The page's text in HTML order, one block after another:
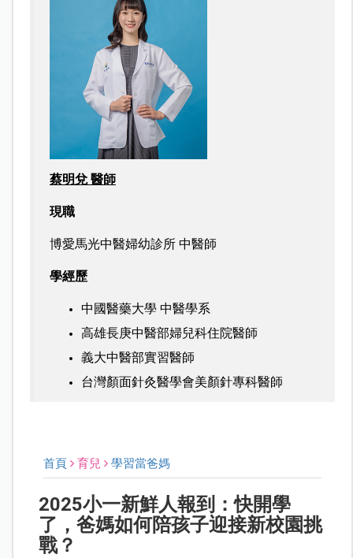
蔡明兌 醫師
現職
博愛馬光中醫婦幼診所 中醫師
學經歷
中國醫藥大學 中醫學系
高雄長庚中醫部婦兒科住院醫師
義大中醫部實習醫師
台灣顏面針灸醫學會美顏針專科醫師
首頁 育兒 學習當爸媽
2025小一新鮮人報到：快開學
了，爸媽如何陪孩子迎接新校園挑
戰？